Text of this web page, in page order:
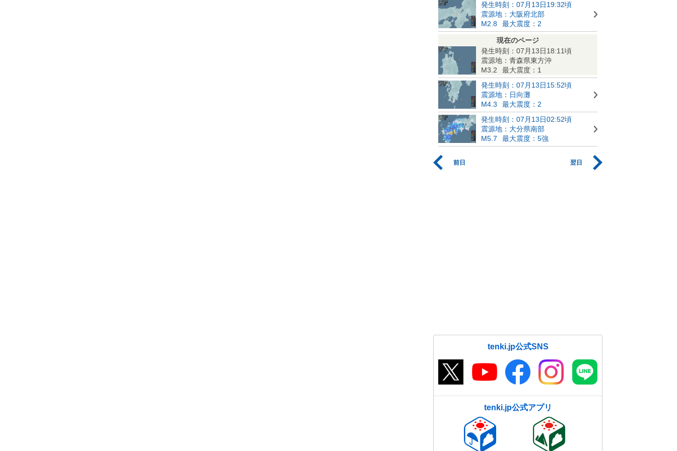
発生時刻：07月13日19:32頃
震源地：大阪府北部
M2.8
最大震度：2
現在のページ
発生時刻：07月13日18:11頃
震源地：青森県東方沖
M3.2
最大震度：1
発生時刻：07月13日15:52頃
震源地：日向灘
M4.3
最大震度：2
発生時刻：07月13日02:52頃
震源地：大分県南部
M5.7
最大震度：5強
前日 翌日
tenki.jp公式SNS
tenki.jp公式アプリ